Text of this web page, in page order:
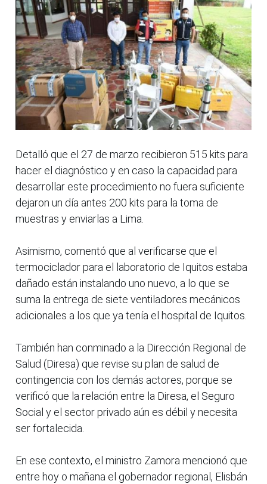
Detalló que el 27 de marzo recibieron 515 kits para
hacer el diagnóstico y en caso la capacidad para
desarrollar este procedimiento no fuera suficiente
dejaron un día antes 200 kits para la toma de
muestras y enviarlas a Lima.
Asimismo, comentó que al verificarse que el
termociclador para el laboratorio de Iquitos estaba
dañado están instalando uno nuevo, a lo que se
suma la entrega de siete ventiladores mecánicos
adicionales a los que ya tenía el hospital de Iquitos.
También han conminado a la Dirección Regional de
Salud (Diresa) que revise su plan de salud de
contingencia con los demás actores, porque se
verificó que la relación entre la Diresa, el Seguro
Social y el sector privado aún es débil y necesita
ser fortalecida.
En ese contexto, el ministro Zamora mencionó que
entre hoy o mañana el gobernador regional, Elisbán